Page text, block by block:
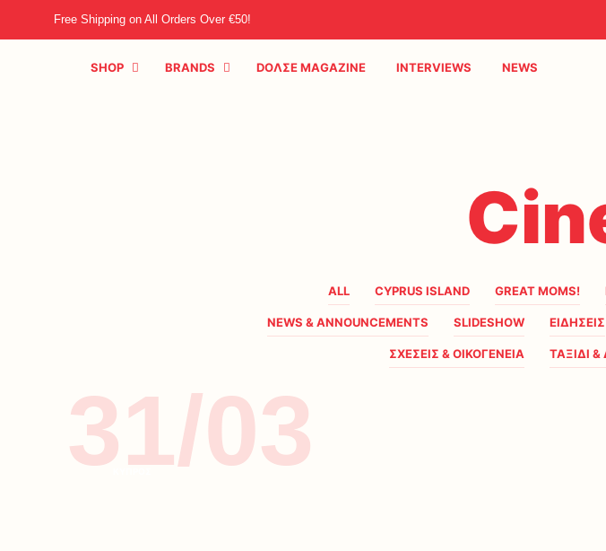
Free Shipping on All Orders Over €50!
SHOP BRANDS DOΛΣE MAGAZINE INTERVIEWS NEWS
ALL CYPRUS ISLAND GREAT MOMS!
NEWS & ANNOUNCEMENTS SLIDESHOW ΕΙΔΗΣΕΙΣ
ΣΧΕΣΕΙΣ & ΟΙΚΟΓΕΝΕΙΑ ΤΑΞΙΔΙ
31/03